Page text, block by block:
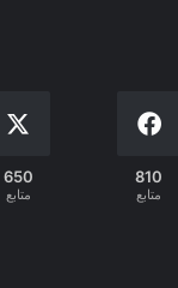
810
متابع
650
متابع